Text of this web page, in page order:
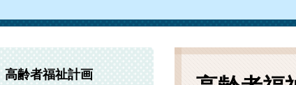
本
高齢者福祉計画